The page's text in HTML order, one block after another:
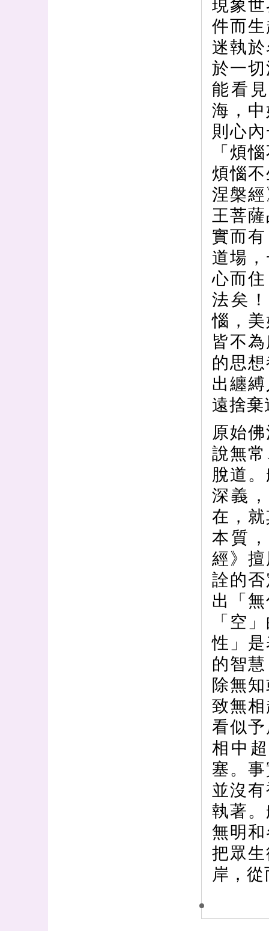
現象
件而
迷執
於一
能看
海，
則心
「煩
煩惱
涅槃
王菩
實而
道場
心而
法矣
惱，
皆不
的思
出纏
遠捨
原始
說無
脫道
深義
在，
本質
經》
詮的
出「
「空
性」
的智
除無
致無
看似
相中
塞。
並沒
執著
無明
把眾
岸，